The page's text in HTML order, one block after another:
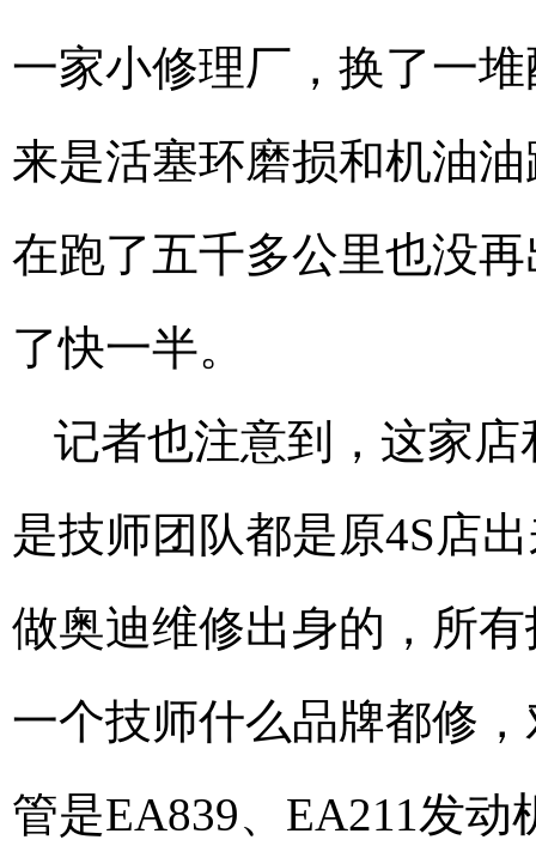
一家小修理厂，换了一
来是活塞环磨损和机油
在跑了五千多公里也没
了快一半。
记者也注意到，这家
是技师团队都是原4S店
做奥迪维修出身的，所
一个技师什么品牌都修
管是EA839、EA211发